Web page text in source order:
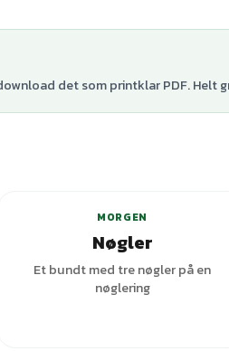
det som printklar PDF. Helt
MORGEN
Nøgler
Et bundt med tre nøgler på en
nøglering